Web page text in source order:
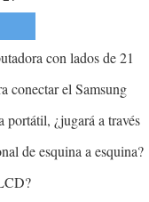
con lados de 21
conectar el Samsung
¿jugará a través
de esquina a esquina?